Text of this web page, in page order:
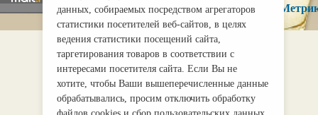
данных, собираемых посредством агрегаторов
статистики посетителей веб-сайтов, в целях
ведения статистики посещений сайта,
таргетирования товаров в соответствии с
интересами посетителя сайта. Если Вы не
хотите, чтобы Ваши вышеперечисленные данные
обрабатывались, просим отключить обработку